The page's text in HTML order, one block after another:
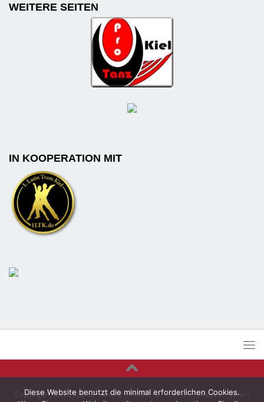
WEITERE SEITEN
IN KOOPERATION MIT
Copyright 2014-2026 byTanzen in Kiel e.V.- Post - Telekom - Verein
Diese Website benutzt die minimal erforderlichen Cookies.